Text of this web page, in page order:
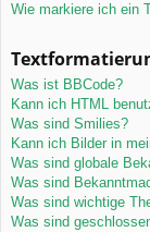
Wie markiere ich ein
Was ist BBCode?
Kann ich HTML
Was sind Smilies?
Kann ich Bilder in
Was sind globale
Was sind
Was sind wichtige
Was sind